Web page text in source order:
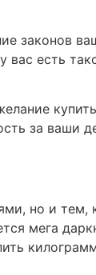
законов
вас есть
купить
за ваши
но и тем,
мега